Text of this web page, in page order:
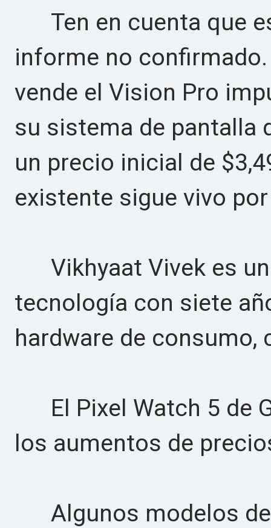
Ten en cuenta que
informe no
vende el Vision Pro
su sistema de pantalla
un precio inicial de
existente sigue vivo
Vikhyaat Vivek es
tecnología con siete
hardware de consumo,
El Pixel Watch 5 de
los aumentos de
Algunos modelos